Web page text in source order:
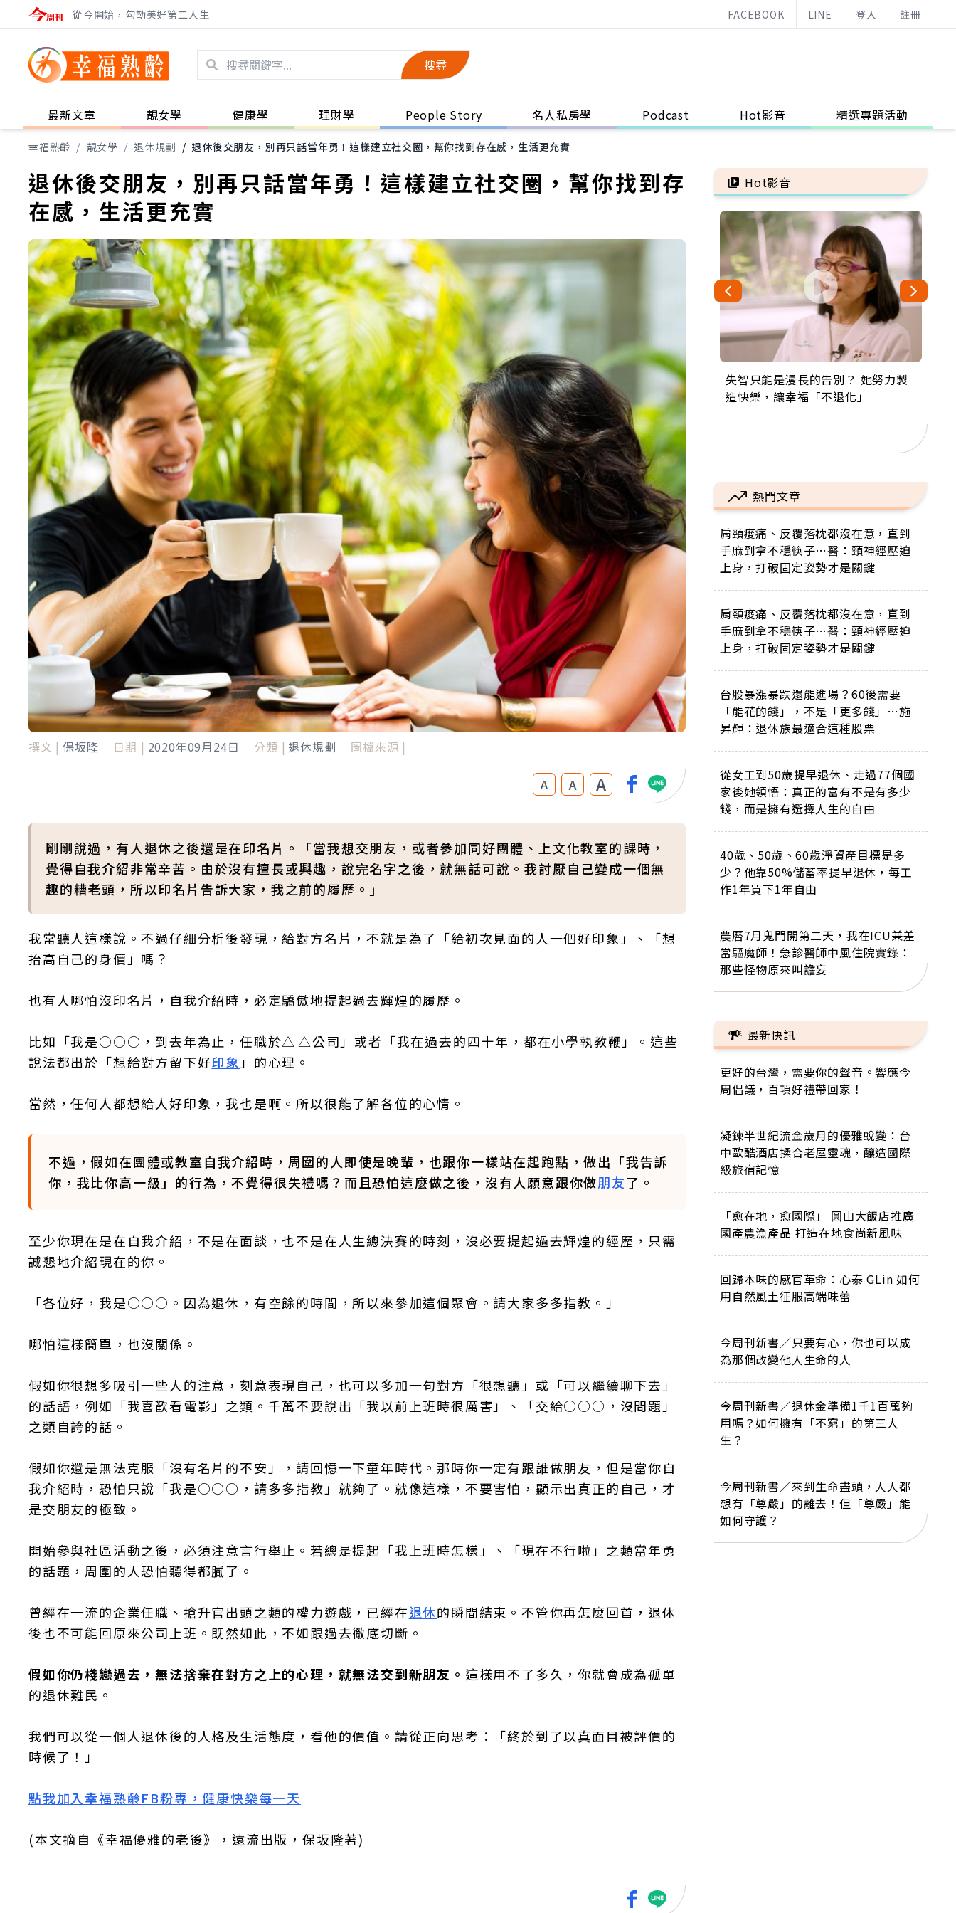
從今開始，勾勒美好第二人生 FACEBOOK LINE 登入 註冊
搜尋
最新文章 靚女學 健康學 理財學 People Story 名人私房學 Podcast Hot影音 精選專題活動
幸福熟齡 / 靚女學 / 退休規劃 / 退休後交朋友，別再只話當年勇！這樣建立社交圈，幫你找到存在感，生活更充實
退休後交朋友，別再只話當年勇！這樣建立社交圈，幫你找到存
在感，生活更充實
撰文 | 保坂隆 日期 | 2020年09月24日 分類 | 退休規劃 圖檔來源 |
A A A
剛剛說過，有人退休之後還是在印名片。「當我想交朋友，或者參加同好團體、上文化教室的課時，
覺得自我介紹非常辛苦。由於沒有擅長或興趣，說完名字之後，就無話可說。我討厭自己變成一個無
趣的糟老頭，所以印名片告訴大家，我之前的履歷。」
我常聽人這樣說。不過仔細分析後發現，給對方名片，不就是為了「給初次見面的人一個好印象」、「想
抬高自己的身價」嗎？
也有人哪怕沒印名片，自我介紹時，必定驕傲地提起過去輝煌的履歷。
比如「我是○○○，到去年為止，任職於△ △公司」或者「我在過去的四十年，都在小學執教鞭」。這些
說法都出於「想給對方留下好印象 」的心理。
當然，任何人都想給人好印象，我也是啊。所以很能了解各位的心情。
不過，假如在團體或教室自我介紹時，周圍的人即使是晚輩，也跟你一樣站在起跑點，做出「我告訴
你，我比你高一級」的行為，不覺得很失禮嗎？而且恐怕這麼做之後，沒有人願意跟你做朋友了。
至少你現在是在自我介紹，不是在面談，也不是在人生總決賽的時刻，沒必要提起過去輝煌的經歷，只需
誠懇地介紹現在的你。
「各位好，我是○○○。因為退休，有空餘的時間，所以來參加這個聚會。請大家多多指教。」
哪怕這樣簡單，也沒關係。
假如你很想多吸引一些人的注意，刻意表現自己，也可以多加一句對方「很想聽」或「可以繼續聊下去」
的話語，例如「我喜歡看電影」之類。千萬不要說出「我以前上班時很厲害」、「交給○○○，沒問題」
之類自誇的話。
假如你還是無法克服「沒有名片的不安」，請回憶一下童年時代。那時你一定有跟誰做朋友，但是當你自
我介紹時，恐怕只說「我是○○○，請多多指教」就夠了。就像這樣，不要害怕，顯示出真正的自己，才
是交朋友的極致。
開始參與社區活動之後，必須注意言行舉止。若總是提起「我上班時怎樣」、「現在不行啦」之類當年勇
的話題，周圍的人恐怕聽得都膩了。
曾經在一流的企業任職、搶升官出頭之類的權力遊戲，已經在退休的瞬間結束。不管你再怎麼回首，退休
後也不可能回原來公司上班。既然如此，不如跟過去徹底切斷。
假如你仍棧戀過去，無法捨棄在對方之上的心理，就無法交到新朋友。 這樣用不了多久，你就會成為孤單
的退休難民。
我們可以從一個人退休後的人格及生活態度，看他的價值。請從正向思考：「終於到了以真面目被評價的
時候了！」
點我加入幸福熟齡FB粉專，健康快樂每一天
(本文摘自《幸福優雅的老後》，遠流出版，保坂隆著)
Hot影音
失智只能是漫長的告別？ 她努力製
造快樂，讓幸福「不退化」
來自剛果的巧克力神父 為台灣奉獻
36年 「台灣是我的家，我連作夢都
63歲卸矽谷副總、搬回台灣找快
樂！「蛋黃哥小丑」走進安養院，
104歲打破金氏世界紀錄 成為全球
最年長羽球選手，分享長壽的秘密
事業巔峰他選擇追夢…黑手阿伯拉
小提琴還登上小巨蛋！連CNN都大
熱門文章
肩頸痠痛、反覆落枕都沒在意，直到
手麻到拿不穩筷子…醫：頸神經壓迫
上身，打破固定姿勢才是關鍵
肩頸痠痛、反覆落枕都沒在意，直到
手麻到拿不穩筷子…醫：頸神經壓迫
上身，打破固定姿勢才是關鍵
台股暴漲暴跌還能進場？60後需要
「能花的錢」，不是「更多錢」…施
昇輝：退休族最適合這種股票
從女工到50歲提早退休、走過77個國
家後她領悟：真正的富有不是有多少
錢，而是擁有選擇人生的自由
40歲、50歲、60歲淨資產目標是多
少？他靠50%儲蓄率提早退休，每工
作1年買下1年自由
農曆7月鬼門開第二天，我在ICU兼差
當驅魔師！急診醫師中風住院實錄：
那些怪物原來叫譫妄
最新快訊
更好的台灣，需要你的聲音。響應今
周倡議，百項好禮帶回家！
凝鍊半世紀流金歲月的優雅蛻變：台
中歐酷酒店揉合老屋靈魂，釀造國際
級旅宿記憶
「愈在地，愈國際」 圓山大飯店推廣
國產農漁產品 打造在地食尚新風味
回歸本味的感官革命：心泰 GLin 如何
用自然風土征服高端味蕾
今周刊新書／只要有心，你也可以成
為那個改變他人生命的人
今周刊新書／退休金準備1千1百萬夠
用嗎？如何擁有「不窮」的第三人
生？
今周刊新書／來到生命盡頭，人人都
想有「尊嚴」的離去！但「尊嚴」能
如何守護？